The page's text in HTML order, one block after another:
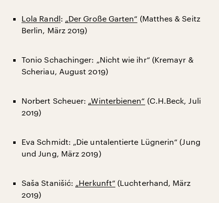
Lola Randl: „Der Große Garten“ (Matthes & Seitz
Berlin, März 2019)
Tonio Schachinger: „Nicht wie ihr“ (Kremayr &
Scheriau, August 2019)
Norbert Scheuer: „Winterbienen“ (C.H.Beck, Juli
2019)
Eva Schmidt: „Die untalentierte Lügnerin“ (Jung
und Jung, März 2019)
Saša Stanišić: „Herkunft“ (Luchterhand, März
2019)